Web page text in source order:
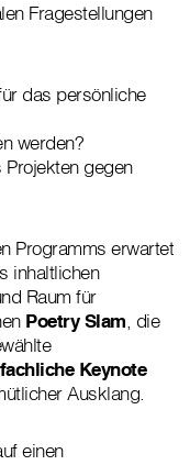
Fragestellungen
das persönliche
werden?
gegen
Programms erwartet
inhaltlichen
Raum für
Poetry Slam, die
Keynote
Ausklang.
einen